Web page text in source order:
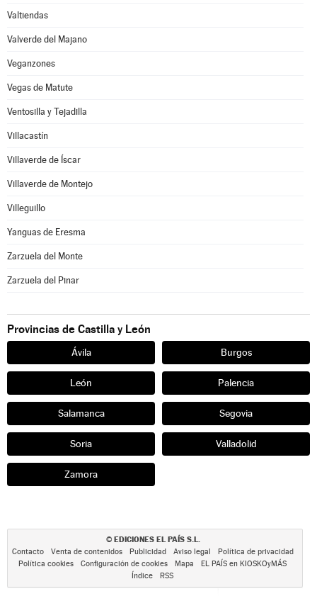
Valtiendas
Valverde del Majano
Veganzones
Vegas de Matute
Ventosilla y Tejadilla
Villacastín
Villaverde de Íscar
Villaverde de Montejo
Villeguillo
Yanguas de Eresma
Zarzuela del Monte
Zarzuela del Pinar
Provincias de Castilla y León
Ávila Burgos
León Palencia
Salamanca Segovia
Soria Valladolid
Zamora
© EDICIONES EL PAÍS S.L.
Contacto Venta de contenidos Publicidad Aviso legal
Política de privacidad
Política cookies
Configuración de cookies Mapa
EL PAÍS en KIOSKOyMÁS
Índice
RSS